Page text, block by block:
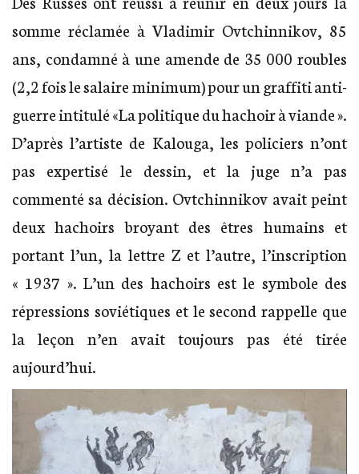
somme réclamée à Vladimir Ovtchinnikov, 85
ans, condamné à une amende de 35 000 roubles
(2,2 fois le salaire minimum) pour un graffiti anti-
guerre intitulé «La politique du hachoir à viande ».
D’après l’artiste de Kalouga, les policiers n’ont
pas expertisé le dessin, et la juge n’a pas
commenté sa décision. Ovtchinnikov avait peint
deux hachoirs broyant des êtres humains et
portant l’un, la lettre Z et l’autre, l’inscription
« 1937 ». L’un des hachoirs est le symbole des
répressions soviétiques et le second rappelle que
la leçon n’en avait toujours pas été tirée
aujourd’hui.